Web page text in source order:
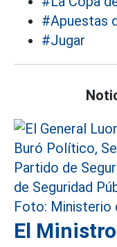
#Apuestas
#Jugar
El